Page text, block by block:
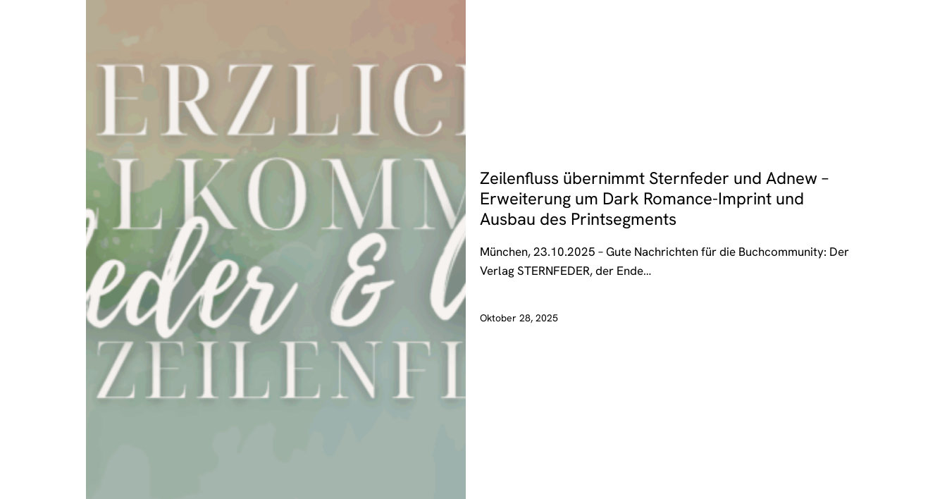
Zeilenfluss übernimmt Sternfeder und Adnew –
Erweiterung um Dark Romance-Imprint und
Ausbau des Printsegments
München, 23.10.2025 – Gute Nachrichten für die Buchcommunity: Der
Verlag STERNFEDER, der Ende…
Oktober 28, 2025